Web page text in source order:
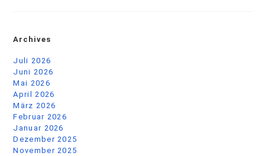
Archives
Juli 2026
Juni 2026
Mai 2026
April 2026
März 2026
Februar 2026
Januar 2026
Dezember 2025
November 2025